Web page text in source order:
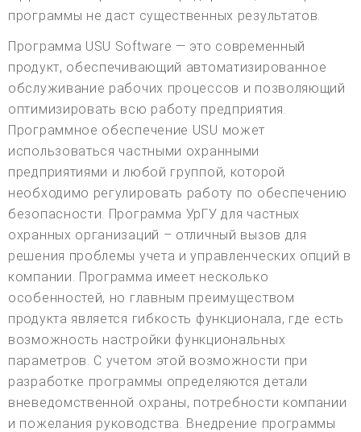
программы не даст существенных результатов.
Программа USU Software — это современный
продукт, обеспечивающий автоматизированное
обслуживание рабочих процессов и позволяющий
оптимизировать всю работу предприятия.
Программное обеспечение USU может
использоваться частными охранными
предприятиями и любой группой, которой
необходимо регулировать работу по обеспечению
безопасности. Программа УрГУ для частных
охранных организаций – отличный вызов для
решения проблемы учета и управленческих опций в
компании. Программа имеет несколько
особенностей, но главным преимуществом
продукта является гибкость функционала, где есть
возможность настройки функциональных
параметров. С учетом этой возможности при
разработке программы определяются детали
вневедомственной охраны, потребности компании
и пожелания руководства. Внедрение программы